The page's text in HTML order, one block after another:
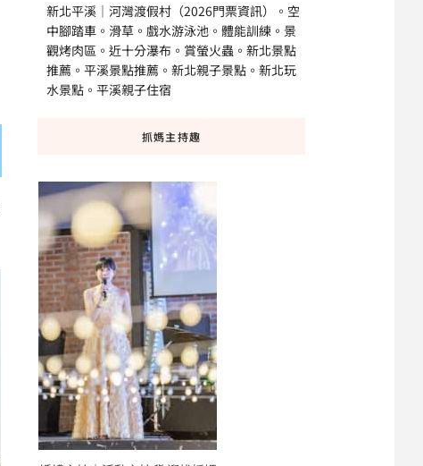
新北平溪｜河灣渡假村（2026門票資訊）。空
中腳踏車。滑草。戲水游泳池。體能訓練。景
觀烤肉區。近十分瀑布。賞螢火蟲。新北景點
推薦。平溪景點推薦。新北親子景點。新北玩
水景點。平溪親子住宿
抓媽主持趣